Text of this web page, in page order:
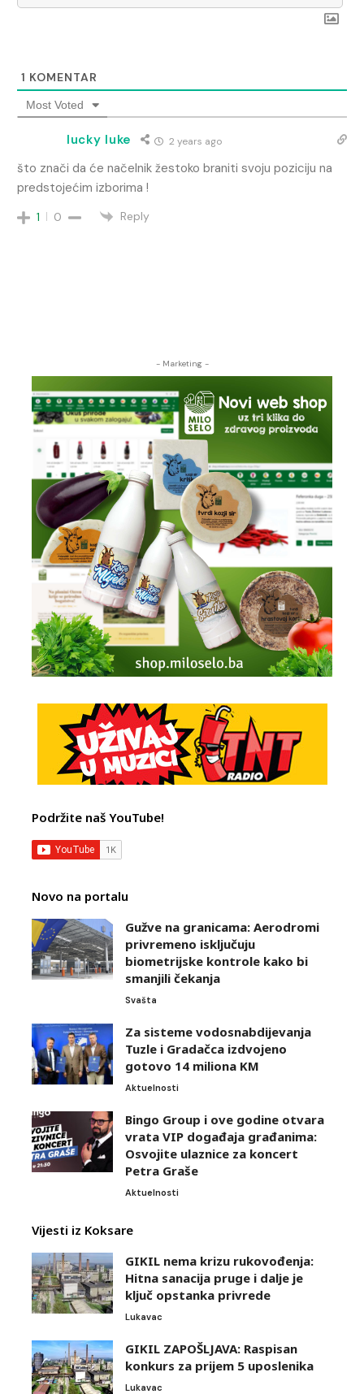
1 KOMENTAR
Most Voted
lucky luke 2 years ago
što znači da će načelnik žestoko braniti svoju poziciju na
predstojećim izborima !
1 0 Reply
- Marketing -
Podržite naš YouTube!
Novo na portalu
Gužve na granicama: Aerodromi
privremeno isključuju
biometrijske kontrole kako bi
smanjili čekanja
Svašta
Za sisteme vodosnabdijevanja
Tuzle i Gradačca izdvojeno
gotovo 14 miliona KM
Aktuelnosti
Bingo Group i ove godine otvara
vrata VIP događaja građanima:
Osvojite ulaznice za koncert
Petra Graše
Aktuelnosti
Vijesti iz Koksare
GIKIL nema krizu rukovođenja:
Hitna sanacija pruge i dalje je
ključ opstanka privrede
Lukavac
GIKIL ZAPOŠLJAVA: Raspisan
konkurs za prijem 5 uposlenika
Lukavac